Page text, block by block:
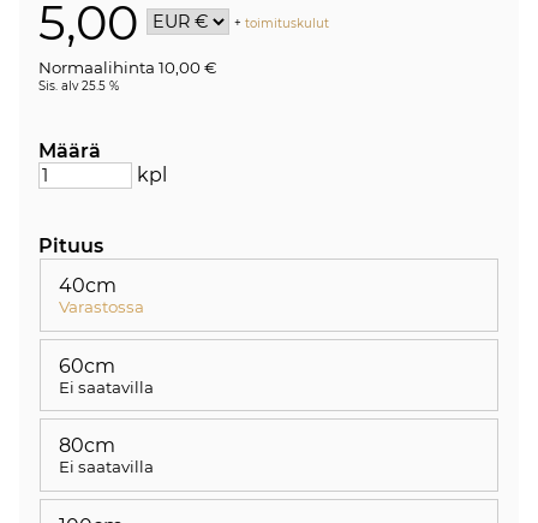
5,00 +toimituskulut
Normaalihinta 10,00 €
Sis. alv 25.5 %
Määrä
kpl
Pituus
40cm
Varastossa
60cm
Ei saatavilla
80cm
Ei saatavilla